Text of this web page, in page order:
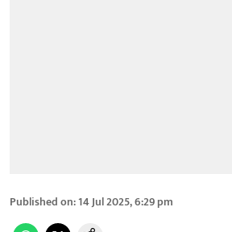
Published on:14 Jul 2025, 6:29 pm